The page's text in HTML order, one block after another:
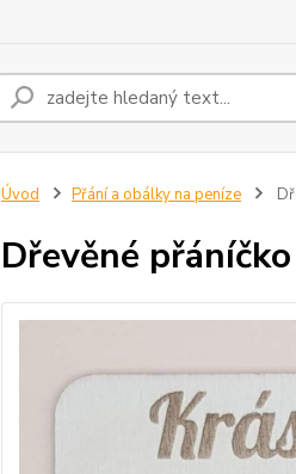
Úvod Přání a obálky na peníze
Dřevěné